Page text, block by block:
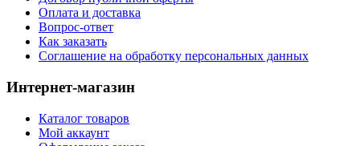
Оплата и доставка
Вопрос-ответ
Как заказать
Соглашение на обработку персональных данных
Интернет-магазин
Каталог товаров
Мой аккаунт